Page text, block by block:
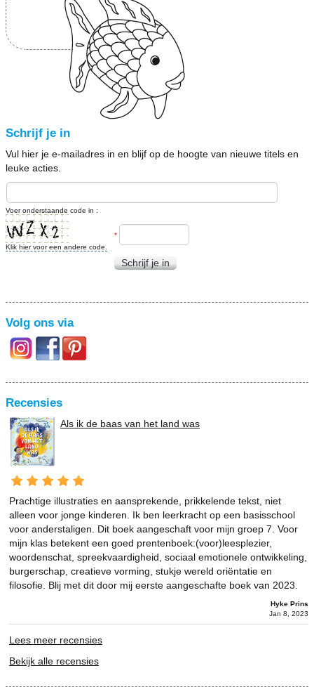
Schrijf je in
Vul hier je e-mailadres in en blijf op de hoogte van nieuwe titels en
leuke acties.
Voer onderstaande code in :
Klik hier voor een andere code.
*
Schrijf je in
Volg ons via
Recensies
Als ik de baas van het land was
Prachtige illustraties en aansprekende, prikkelende tekst, niet
alleen voor jonge kinderen. Ik ben leerkracht op een basisschool
voor anderstaligen. Dit boek aangeschaft voor mijn groep 7. Voor
mijn klas betekent een goed prentenboek:(voor)leesplezier,
woordenschat, spreekvaardigheid, sociaal emotionele ontwikkeling,
burgerschap, creatieve vorming, stukje wereld oriëntatie en
filosofie. Blij met dit door mij eerste aangeschafte boek van 2023.
Hyke Prins
Jan 8, 2023
Lees meer recensies
Bekijk alle recensies